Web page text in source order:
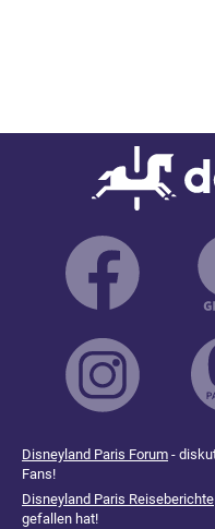
Disneyland Paris Forum -
Fans!
Disneyland Paris Reiseberichte
gefallen hat!